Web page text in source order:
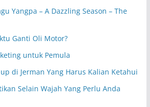
Yangpa – A Dazzling Season – The
Ganti Oli Motor?
untuk Pemula
di Jerman Yang Harus Kalian Ketahui
Selain Wajah Yang Perlu Anda